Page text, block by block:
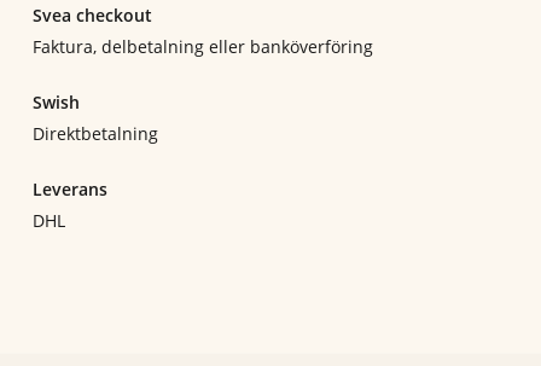
Svea checkout
Faktura, delbetalning eller banköverföring
Swish
Direktbetalning
Leverans
DHL